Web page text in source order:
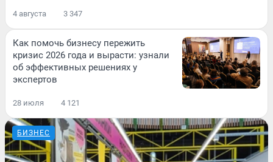
4 августа 3 347
Как помочь бизнесу пережить
кризис 2026 года и вырасти: узнали
об эффективных решениях у
экспертов
28 июля 4 121
БИЗНЕС